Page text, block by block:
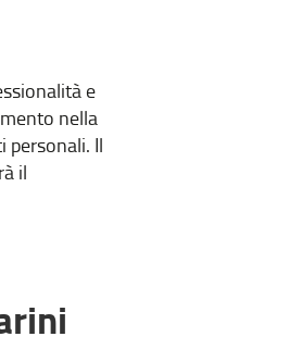
e
nella
personali. Il
il